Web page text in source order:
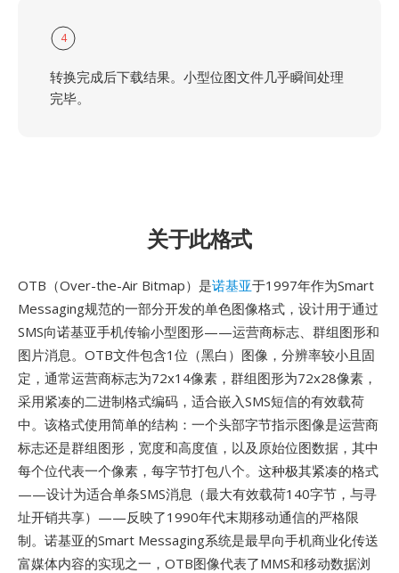
4
转换完成后下载结果。小型位图文件几乎瞬间处理
完毕。
关于此格式
OTB（Over-the-Air Bitmap）是诺基亚于1997年作为Smart
Messaging规范的一部分开发的单色图像格式，设计用于通过
SMS向诺基亚手机传输小型图形——运营商标志、群组图形和
图片消息。OTB文件包含1位（黑白）图像，分辨率较小且固
定，通常运营商标志为72x14像素，群组图形为72x28像素，
采用紧凑的二进制格式编码，适合嵌入SMS短信的有效载荷
中。该格式使用简单的结构：一个头部字节指示图像是运营商
标志还是群组图形，宽度和高度值，以及原始位图数据，其中
每个位代表一个像素，每字节打包八个。这种极其紧凑的格式
——设计为适合单条SMS消息（最大有效载荷140字节，与寻
址开销共享）——反映了1990年代末期移动通信的严格限
制。诺基亚的Smart Messaging系统是最早向手机商业化传送
富媒体内容的实现之一，OTB图像代表了MMS和移动数据浏